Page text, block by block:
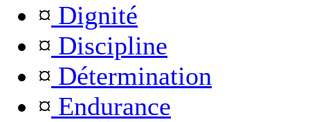
¤ Dignité
¤ Discipline
¤ Détermination
¤ Endurance